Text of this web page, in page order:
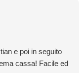
e poi in seguito
cassa! Facile ed